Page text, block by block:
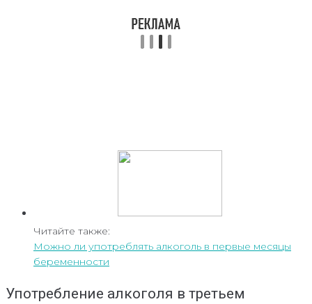
Читайте также:
Можно ли употреблять алкоголь в первые месяцы
беременности
Употребление алкоголя в третьем